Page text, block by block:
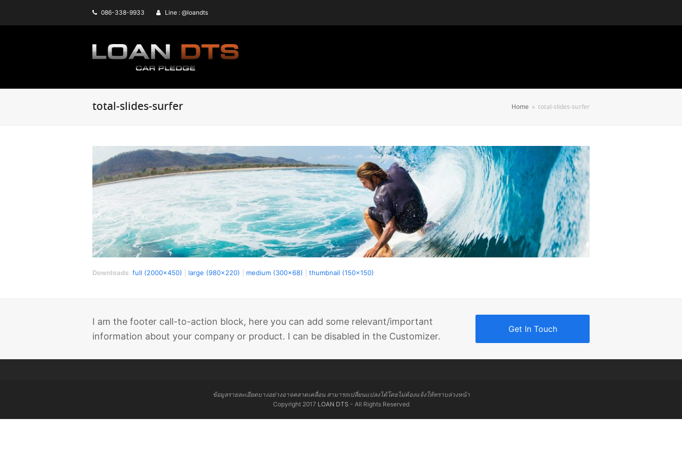
086-338-9933 Line : @loandts
total-slides-surfer Home » total-slides-surfer
Downloads: full (2000x450) large (980x220) medium (300x68) thumbnail (150x150)
I am the footer call-to-action block, here you can add some relevant/important
information about your company or product. I can be disabled in the Customizer.
Get In Touch
ข้อมูลรายละเอียดบางอย่างอาจคลาดเคลื่อน สามารถเปลี่ยนแปลงได้โดยไม่ต้องแจ้งให้ทราบล่วงหน้า
Copyright 2017 LOAN DTS - All Rights Reserved